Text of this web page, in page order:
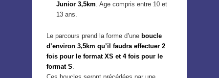
Junior 3,5km. Age compris entre 10 et
13 ans.
Le parcours prend la forme d’une boucle
d’environ 3,5km qu’il faudra effectuer 2
fois pour le format XS et 4 fois pour le
format S.